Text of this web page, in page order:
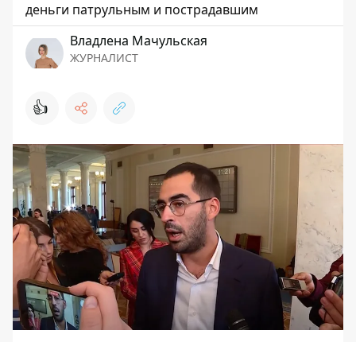
деньги патрульным и пострадавшим
Владлена Мачульская
ЖУРНАЛИСТ
👍